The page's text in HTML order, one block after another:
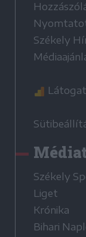
Székely
Székely
Liget
Krónika
Bihari